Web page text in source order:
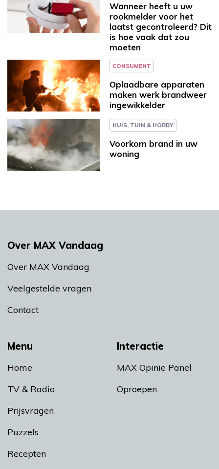
Wanneer heeft u uw
rookmelder voor het
laatst gecontroleerd? Dit
is hoe vaak dat zou
moeten
CONSUMENT
Oplaadbare apparaten
maken werk brandweer
ingewikkelder
HUIS, TUIN & HOBBY
Voorkom brand in uw
woning
Menu
Home
TV & Radio
Prijsvragen
Puzzels
Recepten
Interactie
MAX Opinie Panel
Oproepen
Over MAX Vandaag
Over MAX Vandaag
Veelgestelde vragen
Contact